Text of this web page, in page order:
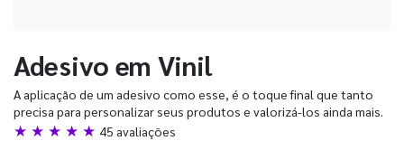
Adesivo em Vinil
A aplicação de um adesivo como esse, é o toque final que tanto
precisa para personalizar seus produtos e valorizá-los ainda mais.
★ ★ ★ ★ ★ 45 avaliações